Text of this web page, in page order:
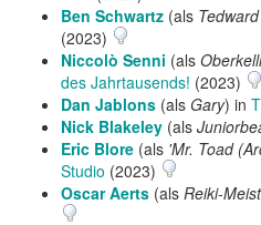
Ben Schwartz (als
(2023)
Niccolò Senni (als
des Jahrtausends! (2023)
Dan Jablons (als Gary) in
Nick Blakeley (als
Eric Blore (als 'Mr. Toad
Studio (2023)
Oscar Aerts (als Reiki-